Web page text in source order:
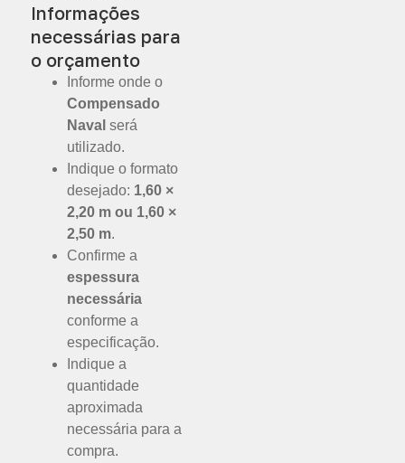
Informações
necessárias para
o orçamento
Informe onde o
Compensado
Naval será
utilizado.
Indique o formato
desejado: 1,60 ×
2,20 m ou 1,60 ×
2,50 m.
Confirme a
espessura
necessária
conforme a
especificação.
Indique a
quantidade
aproximada
necessária para a
compra.